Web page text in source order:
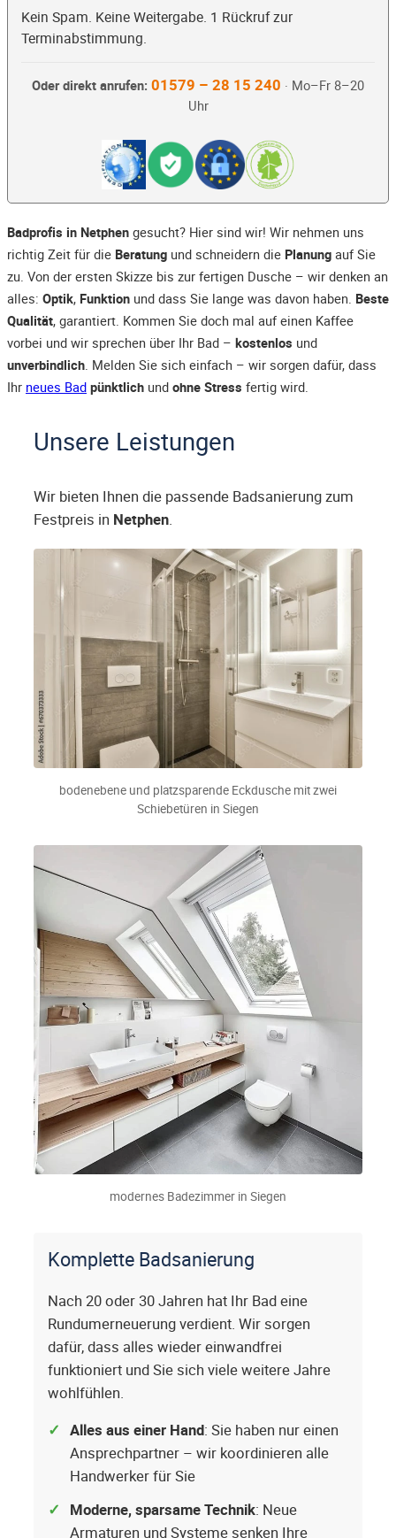
Kein Spam. Keine Weitergabe. 1 Rückruf zur
Terminabstimmung.
Oder direkt anrufen: 01579 – 28 15 240 · Mo–Fr 8–20
Uhr
Badprofis in Netphen gesucht? Hier sind wir! Wir nehmen uns
richtig Zeit für die Beratung und schneidern die Planung auf Sie
zu. Von der ersten Skizze bis zur fertigen Dusche – wir denken an
alles: Optik, Funktion und dass Sie lange was davon haben. Beste
Qualität, garantiert. Kommen Sie doch mal auf einen Kaffee
vorbei und wir sprechen über Ihr Bad – kostenlos und
unverbindlich. Melden Sie sich einfach – wir sorgen dafür, dass
Ihr neues Bad pünktlich und ohne Stress fertig wird.
Unsere Leistungen
Wir bieten Ihnen die passende Badsanierung zum
Festpreis in Netphen.
bodenebene und platzsparende Eckdusche mit zwei
Schiebetüren in Siegen
modernes Badezimmer in Siegen
Komplette Badsanierung
Nach 20 oder 30 Jahren hat Ihr Bad eine
Rundumerneuerung verdient. Wir sorgen
dafür, dass alles wieder einwandfrei
funktioniert und Sie sich viele weitere Jahre
wohlfühlen.
Alles aus einer Hand: Sie haben nur einen
Ansprechpartner – wir koordinieren alle
Handwerker für Sie
Moderne, sparsame Technik: Neue
Armaturen und Systeme senken Ihre